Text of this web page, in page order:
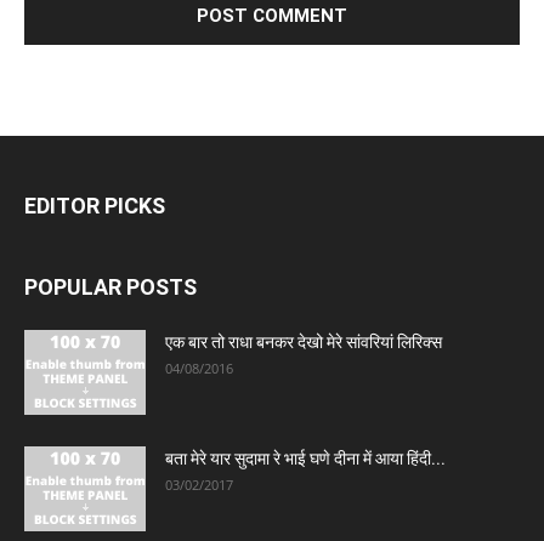
EDITOR PICKS
POPULAR POSTS
एक बार तो राधा बनकर देखो मेरे सांवरियां लिरिक्स
04/08/2016
बता मेरे यार सुदामा रे भाई घणे दीना में आया हिंदी...
03/02/2017